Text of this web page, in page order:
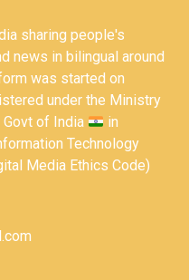
sharing people's
news in bilingual around
was started on
under the Ministry
of India
in
Technology
Media Ethics Code)